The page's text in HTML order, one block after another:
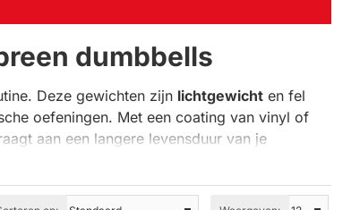
dumbbells
Deze gewichten zijn lichtgewicht en fel
oefeningen. Met een coating van vinyl of
aan een langere levensduur van je